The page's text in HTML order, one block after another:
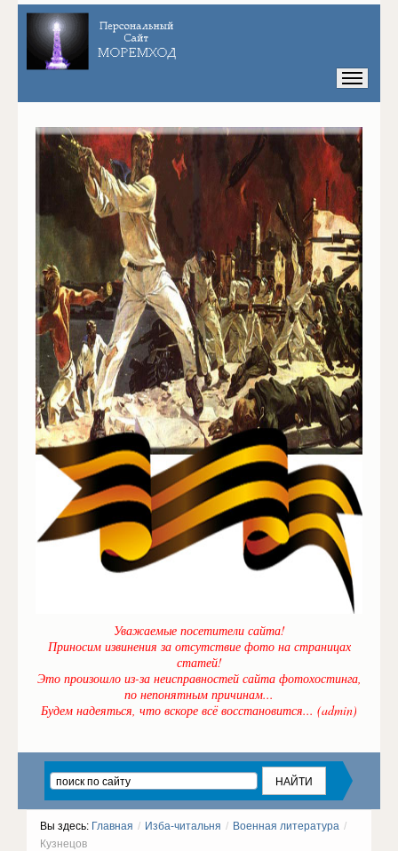
Уважаемые посетители сайта!
Приносим извинения за отсутствие фото на страницах
статей!
Это произошло из-за неисправностей сайта фотохостинга,
по непонятным причинам...
Будем надеяться, что вскоре всё восстановится... (admin)
Вы здесь: Главная / Изба-читальня / Военная литература /
Кузнецов